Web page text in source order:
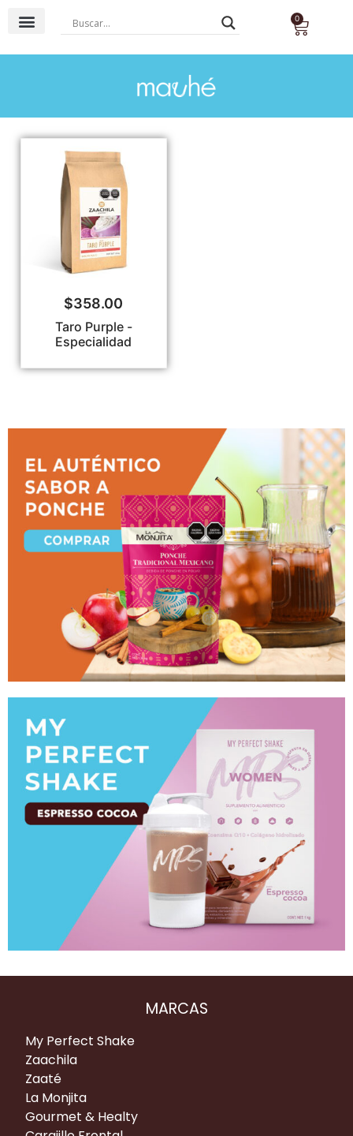
0
$358.00
Taro Purple -
Especialidad
MARCAS
My Perfect Shake
Zaachila
Zaaté
La Monjita
Gourmet & Healty